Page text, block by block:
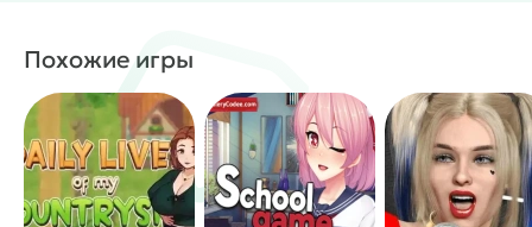
Похожие игры